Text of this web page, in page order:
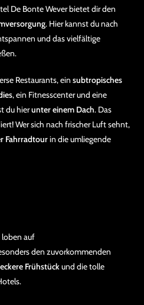
De Bonte Wever bietet dir den
. Hier kannst du nach
und das vielfältige
Restaurants, ein subtropisches
, ein Fitnesscenter und eine
du hierunter einem Dach. Das
Wer sich nach frischer Luft sehnt,
Fahrradtourin die umliegende
loben auf
den zuvorkommenden
Frühstückund die tolle